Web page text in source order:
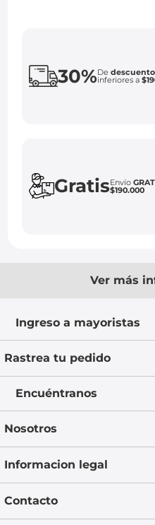
30%Dedescuento
inferiores a
GratisEnvío
$190.000
Ver más
Ingreso a mayoristas
Rastrea tu pedido
Encuéntranos
Nosotros
Informacion legal
Contacto